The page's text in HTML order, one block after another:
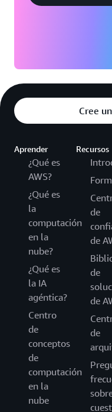
Cree
Aprender
¿Qué es
AWS?
¿Qué es
la
computación
en la
nube?
¿Qué es
la IA
agéntica?
Centro
de
conceptos
de
computación
en la
nube
Recursos
de
de
de
de
de